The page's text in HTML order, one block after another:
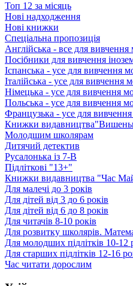
Топ 12 за місяць
Нові надходження
Нові книжки
Спеціальна пропозиція
Англійська - все для вивчення
Посібники для вивчення
Іспанська - усе для вивчення
Італійська - усе для вивчення
Німецька - усе для вивчення
Польська - усе для вивчення
Французька - усе для
Книжки
Молодшим школярам
Дитячий детектив
Русалонька із 7-В
Підліткові "13+"
Книжки видавництва "Час
Для малечі до 3 років
Для дітей від 3 до 6 років
Для дітей від 6 до 8 років
Для читачів 8-10 років
Для розвитку школярів.
Для молодших підлітків 10-12
Для старших підлітків 12-16
Час читати дорослим